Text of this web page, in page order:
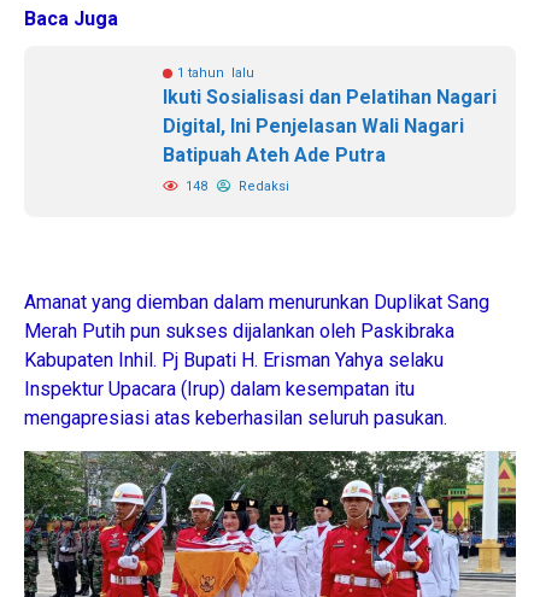
Baca Juga
1 tahun lalu
Ikuti Sosialisasi dan Pelatihan Nagari
Digital, Ini Penjelasan Wali Nagari
Batipuah Ateh Ade Putra
148 Redaksi
Amanat yang diemban dalam menurunkan Duplikat Sang
Merah Putih pun sukses dijalankan oleh Paskibraka
Kabupaten Inhil. Pj Bupati H. Erisman Yahya selaku
Inspektur Upacara (Irup) dalam kesempatan itu
mengapresiasi atas keberhasilan seluruh pasukan.